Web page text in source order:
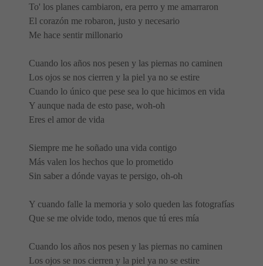
To' los planes cambiaron, era perro y me amarraron
El corazón me robaron, justo y necesario
Me hace sentir millonario
Cuando los años nos pesen y las piernas no caminen
Los ojos se nos cierren y la piel ya no se estire
Cuando lo único que pese sea lo que hicimos en vida
Y aunque nada de esto pase, woh-oh
Eres el amor de vida
Siempre me he soñado una vida contigo
Más valen los hechos que lo prometido
Sin saber a dónde vayas te persigo, oh-oh
Y cuando falle la memoria y solo queden las fotografías
Que se me olvide todo, menos que tú eres mía
Cuando los años nos pesen y las piernas no caminen
Los ojos se nos cierren y la piel ya no se estire